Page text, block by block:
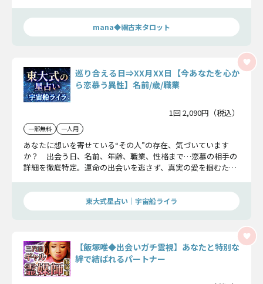
mana◆禰古末タロット
巡り合える日⇒XX月XX日【今あなたを心か
ら恋慕う異性】名前/歳/職業
1回 2,090円（税込）
一部無料 一人用
あなたに想いを寄せている“その人”の存在、気づいています
か？ 出会う日、名前、年齢、職業、性格まで…恋慕の相手の
詳細を徹底特定。運命の出会いを逃さず、真実の愛を掴むため
東大式星占い｜宇宙船ライラ
【飯塚唯◆出会いガチ霊視】あなたと特別な
絆で結ばれるパートナー